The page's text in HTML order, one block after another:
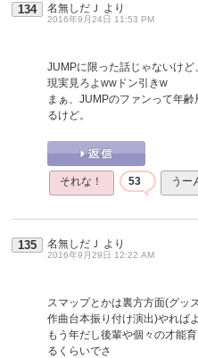
134 名無しだＪ より
2016年9月24日 11:53 PM
JUMPに限った話じゃないけど
現実見ろよwwドン引きw
まぁ、JUMPのファンって年
るけど。
それな！ 53 うー
135 名無しだＪ より
2016年9月29日 12:22 AM
スマップとかは裏方方面(グッ
作曲台本振り付け演出)やれば
もう年だし後輩や個々の才能
るくらいでさ